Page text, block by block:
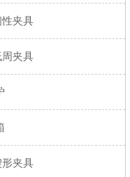
性夹具
周夹具
形夹具